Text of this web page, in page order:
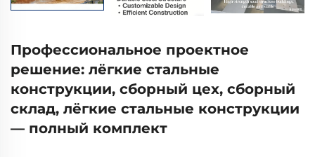
Профессиональное проектное
решение: лёгкие стальные
конструкции, сборный цех, сборный
склад, лёгкие стальные конструкции
— полный комплект